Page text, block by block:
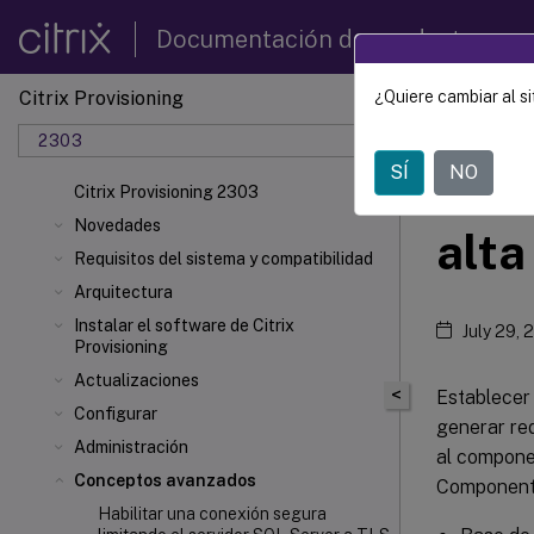
Documentación de productos
Citrix Provisioning
2303
Citrix Provisioning 2303
Novedades
Requisitos del sistema y compatibilidad
Arquitectura
Instalar el software de Citrix
Provisioning
Actualizaciones
Configurar
Administración
Conceptos avanzados
Habilitar una conexión segura
Citrix
<
July 29,
generar
al
¿Quiere cambiar al
SÍ NO